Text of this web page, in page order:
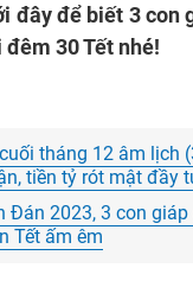
đây để biết 3 con
30 Tết nhé!
tháng 12 âm lịch
tiền tỷ rót mật đầy
Đán 2023, 3 con
Tết ấm êm